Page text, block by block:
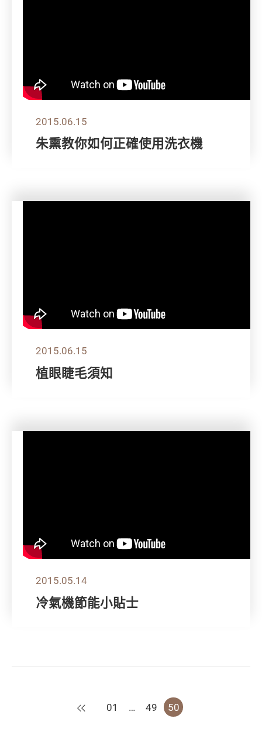
2015.06.15
朱熏教你如何正確使用洗衣機
2015.06.15
植眼睫毛須知
2015.05.14
冷氣機節能小貼士
上一頁
01 … 49 50